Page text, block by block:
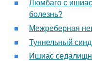
Люмбаго с
болезнь?
Межреберная
Туннельный
Ишиас